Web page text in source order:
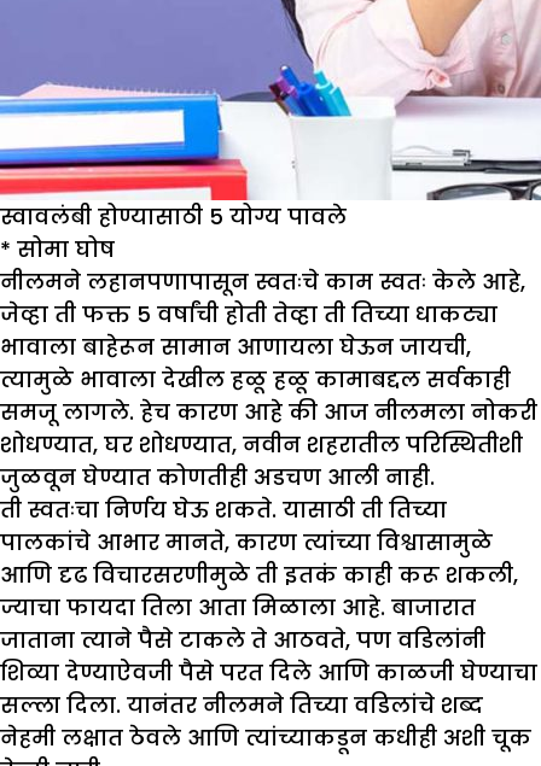
स्वावलंबी होण्यासाठी 5 योग्य पावले
* सोमा घोष
नीलमने लहानपणापासून स्वतःचे काम स्वतः केले आहे,
जेव्हा ती फक्त 5 वर्षांची होती तेव्हा ती तिच्या धाकट्या
भावाला बाहेरून सामान आणायला घेऊन जायची,
त्यामुळे भावाला देखील हळू हळू कामाबद्दल सर्वकाही
समजू लागले. हेच कारण आहे की आज नीलमला नोकरी
शोधण्यात, घर शोधण्यात, नवीन शहरातील परिस्थितीशी
जुळवून घेण्यात कोणतीही अडचण आली नाही.
ती स्वतःचा निर्णय घेऊ शकते. यासाठी ती तिच्या
पालकांचे आभार मानते, कारण त्यांच्या विश्वासामुळे
आणि दृढ विचारसरणीमुळे ती इतकं काही करू शकली,
ज्याचा फायदा तिला आता मिळाला आहे. बाजारात
जाताना त्याने पैसे टाकले ते आठवते, पण वडिलांनी
शिव्या देण्याऐवजी पैसे परत दिले आणि काळजी घेण्याचा
सल्ला दिला. यानंतर नीलमने तिच्या वडिलांचे शब्द
नेहमी लक्षात ठेवले आणि त्यांच्याकडून कधीही अशी चूक